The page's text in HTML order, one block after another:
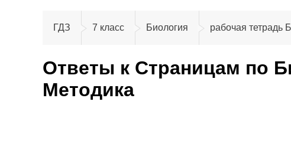
ГДЗ 7 класс Биология рабочая тетрадь
Ответы к Страницам по
Методика